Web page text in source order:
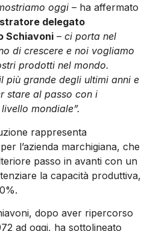
oggi – ha affermato
delegato
Schiavoni – ci porta nel
di crescere e noi vogliamo
prodotti nel mondo.
più grande degli ultimi anni e
stare al passo con i
mondiale”.
rappresenta
l’azienda marchigiana, che
passo in avanti con un
la capacità produttiva,
dopo aver ripercorso
ad oggi, ha sottolineato